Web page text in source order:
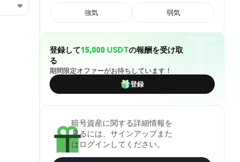
強気 弱気
登録して15,000 USDTの報酬を受け取
る
期間限定オファーがお待ちしています！
登録
暗号資産に関する詳細情報を
見るには、サインアップまた
はログインしてください。